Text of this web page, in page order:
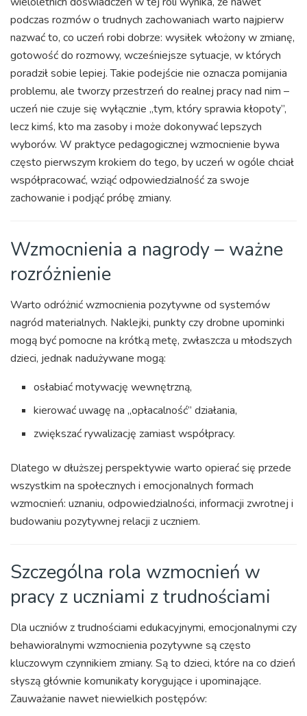
podczas rozmów o trudnych zachowaniach warto najpierw
nazwać to, co uczeń robi dobrze: wysiłek włożony w zmianę,
gotowość do rozmowy, wcześniejsze sytuacje, w których
poradził sobie lepiej. Takie podejście nie oznacza pomijania
problemu, ale tworzy przestrzeń do realnej pracy nad nim –
uczeń nie czuje się wyłącznie „tym, który sprawia kłopoty”,
lecz kimś, kto ma zasoby i może dokonywać lepszych
wyborów. W praktyce pedagogicznej wzmocnienie bywa
często pierwszym krokiem do tego, by uczeń w ogóle chciał
współpracować, wziąć odpowiedzialność za swoje
zachowanie i podjąć próbę zmiany.
Wzmocnienia a nagrody – ważne
rozróżnienie
Warto odróżnić wzmocnienia pozytywne od systemów
nagród materialnych. Naklejki, punkty czy drobne upominki
mogą być pomocne na krótką metę, zwłaszcza u młodszych
dzieci, jednak nadużywane mogą:
osłabiać motywację wewnętrzną,
kierować uwagę na „opłacalność” działania,
zwiększać rywalizację zamiast współpracy.
Dlatego w dłuższej perspektywie warto opierać się przede
wszystkim na społecznych i emocjonalnych formach
wzmocnień: uznaniu, odpowiedzialności, informacji zwrotnej i
budowaniu pozytywnej relacji z uczniem.
Szczególna rola wzmocnień w
pracy z uczniami z trudnościami
Dla uczniów z trudnościami edukacyjnymi, emocjonalnymi czy
behawioralnymi wzmocnienia pozytywne są często
kluczowym czynnikiem zmiany. Są to dzieci, które na co dzień
słyszą głównie komunikaty korygujące i upominające.
Zauważanie nawet niewielkich postępów: